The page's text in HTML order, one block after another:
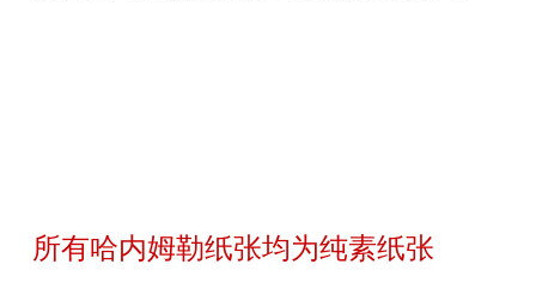
所有哈内姆勒纸张均为纯素纸张